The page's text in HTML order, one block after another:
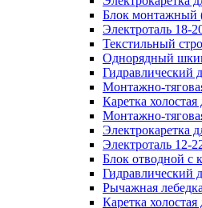
Блок монтажный
Электроталь 18-
Текстильный
Однорядный
Гидравлический
Монтажно-
Каретка холостая
Монтажно-
Электрокаретка
Электроталь 12-
Блок отводной с
Гидравлический
Рычажная
Каретка